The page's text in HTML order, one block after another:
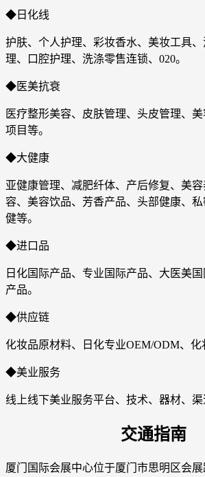
◆日化线
护肤、个人护理、彩妆香水、美妆工具
理、口腔护理、洗涤零售连锁、020。
◆医美抗衰
医疗整形美容、皮肤管理、头皮管理、
项目等。
◆大健康
亚健康管理、减肥纤体、产后修复、美
容、美容饮品、芳香产品、头部健康、
健等。
◆进口品
日化国际产品、专业国际产品、大医美
产品。
◆供应链
化妆品原材料、日化专业OEM/ODM、化
◆美业服务
线上线下美业服务平台、技术、器材、渠
交通指南
厦门国际会展中心位于厦门市思明区会